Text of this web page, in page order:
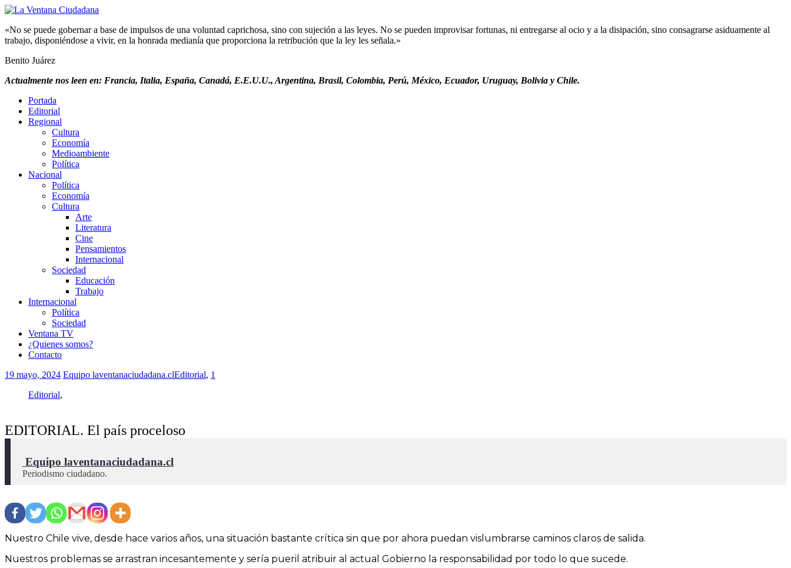
«No se puede gobernar a base de impulsos de una voluntad caprichosa, sino con sujeción a las leyes. No se pueden improvisar fortunas, ni entregarse al ocio y a la disipación, sino consagrarse asiduamente al
trabajo, disponiéndose a vivir, en la honrada medianía que proporciona la retribución que la ley les señala.»
Benito Juárez
Actualmente nos leen en: Francia, Italia, España, Canadá, E.E.U.U., Argentina, Brasil, Colombia, Perú, México, Ecuador, Uruguay, Bolivia y Chile.
Portada
Editorial
Regional
Cultura
Economía
Medioambiente
Política
Nacional
Política
Economía
Cultura
Arte
Literatura
Cine
Pensamientos
Internacional
Sociedad
Educación
Trabajo
Internacional
Política
Sociedad
Ventana TV
¿Quienes somos?
Contacto
19 mayo, 2024 Equipo laventanaciudadana.clEditorial, 1
Editorial,
EDITORIAL. El país proceloso
Equipo laventanaciudadana.cl
Periodismo ciudadano.
Nuestro Chile vive, desde hace varios años, una situación bastante crítica sin que por ahora puedan vislumbrarse caminos claros de salida.
Nuestros problemas se arrastran incesantemente y sería pueril atribuir al actual Gobierno la responsabilidad por todo lo que sucede.